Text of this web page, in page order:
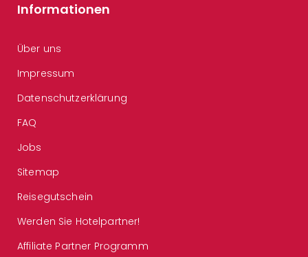
Informationen
Über uns
Impressum
Datenschutzerklärung
FAQ
Jobs
Sitemap
Reisegutschein
Werden Sie Hotelpartner!
Affiliate Partner Programm